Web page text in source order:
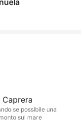
mentre
tuffo nelle
hour,
esclusiva e
gruppi o per
tour è la
se possibile una
sul mare